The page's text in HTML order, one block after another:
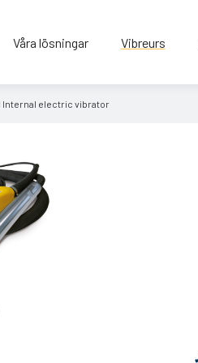
Våra lösningar Vibreurs
Internal electric vibrator